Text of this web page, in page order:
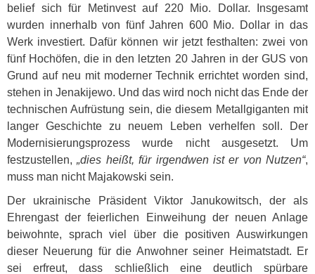
belief sich für Metinvest auf 220 Mio. Dollar. Insgesamt
wurden innerhalb von fünf Jahren 600 Mio. Dollar in das
Werk investiert. Dafür können wir jetzt festhalten: zwei von
fünf Hochöfen, die in den letzten 20 Jahren in der GUS von
Grund auf neu mit moderner Technik errichtet worden sind,
stehen in Jenakijewo. Und das wird noch nicht das Ende der
technischen Aufrüstung sein, die diesem Metallgiganten mit
langer Geschichte zu neuem Leben verhelfen soll. Der
Modernisierungsprozess wurde nicht ausgesetzt. Um
festzustellen,„dies heißt, für irgendwen ist er von Nutzen“,
muss man nicht Majakowski sein.
Der ukrainische Präsident Viktor Janukowitsch, der als
Ehrengast der feierlichen Einweihung der neuen Anlage
beiwohnte, sprach viel über die positiven Auswirkungen
dieser Neuerung für die Anwohner seiner Heimatstadt. Er
sei erfreut, dass schließlich eine deutlich spürbare